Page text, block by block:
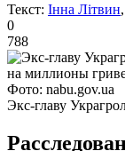
Текст: Інна Літвин
0
788
Фото: nabu.gov.ua
Экс-главу